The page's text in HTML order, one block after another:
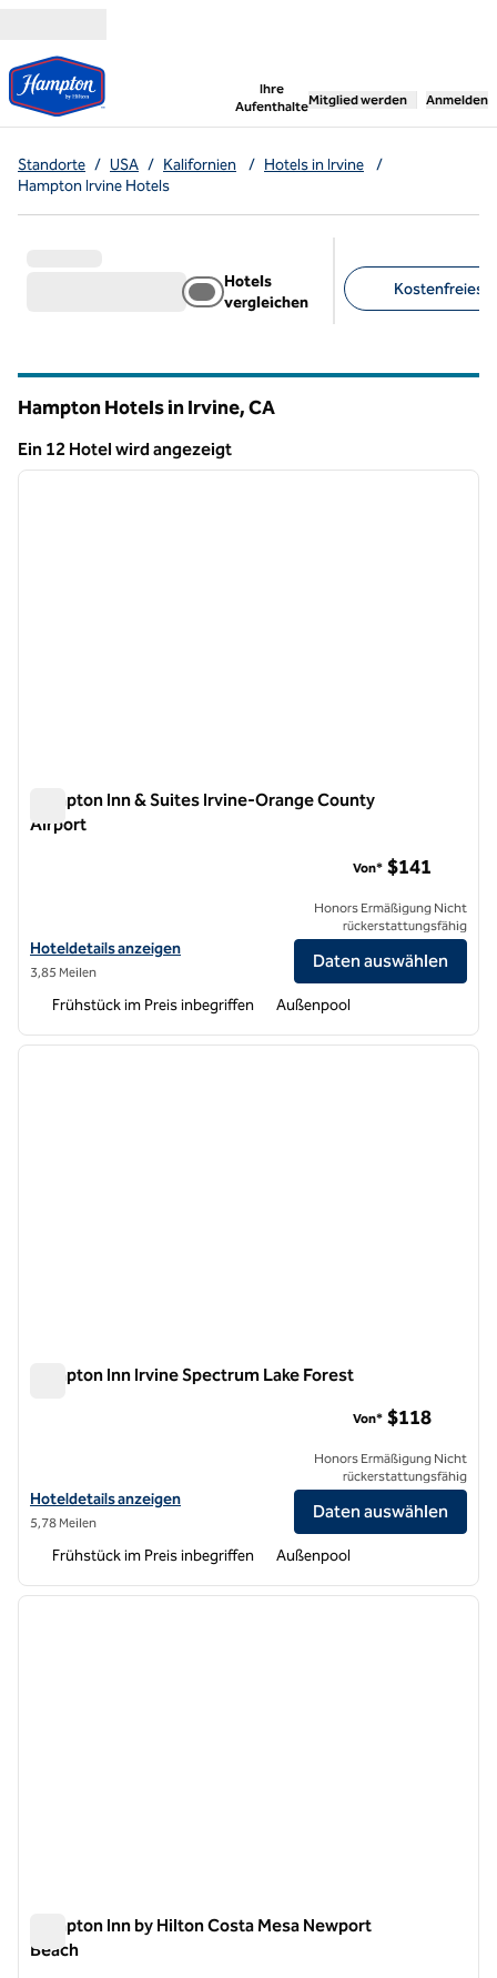
Ihre
Aufenthalte
,öffnet neue
Mitglied werden Anmelden
Standorte / USA / Kalifornien / Hotels in Irvine
/
Hampton Irvine Hotels
Hotels
vergleichen
Kostenfreies
Hampton Hotels in Irvine,CA
Ein 12 Hotel wird angezeigt
Ein 12 Hotel wird angezeigt
1 von 12
Hampton Inn & Suites Irvine-Orange County
Airport
Hoteldetails zum Flughafen Hampton Inn & Suites Irvine-Orange
Hoteldetails anzeigen
3,85 Meilen
Von* $141
Honors Ermäßigung Nicht
rückerstattungsfähig
Daten auswählen
Frühstück im Preis inbegriffen Außenpool
1 von 12
Hampton Inn Irvine Spectrum Lake Forest
Hoteldetails für Hampton Inn Irvine Spectrum Lake Forest anzeigen
Hoteldetails anzeigen
5,78 Meilen
Von* $118
Honors Ermäßigung Nicht
rückerstattungsfähig
Daten auswählen
Frühstück im Preis inbegriffen Außenpool
1 von 12
Hampton Inn by Hilton Costa Mesa Newport
Beach